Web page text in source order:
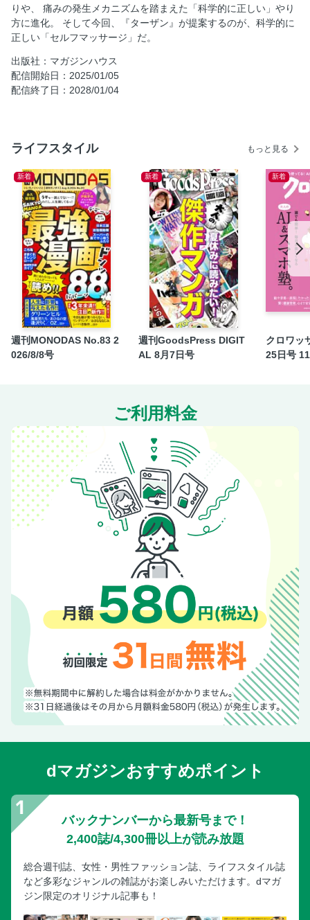
お尻
脚
足
たるみはどうして起こるの？
むくみはどうして起こるの？
顔・首
胸
腹
手・腕
背中
自社広
尻
足・脚
やる気が出る、仕事はかどる！ 心のたるみリセット術
奥付
表4
りや、 痛みの発生メカニズムを踏まえた「科学的に正しい」やり
方に進化。 そして今回、『ターザン』が提案するのが、科学的に
正しい「セルフマッサージ」だ。
出版社：マガジンハウス
配信開始日：2025/01/05
配信終了日：2028/01/04
ライフスタイル もっと見る
新着
週刊MONODAS No.83 2
026/8/8号
新着
週刊GoodsPress DIGIT
AL 8月7日号
新着
クロワッ
25日号
ご利用料金
dマガジンおすすめポイント
バックナンバーから最新号まで！
2,400誌/4,300冊以上が読み放題
総合週刊誌、女性・男性ファッション誌、ライフスタイル誌
など多彩なジャンルの雑誌がお楽しみいただけます。dマガ
ジン限定のオリジナル記事も！